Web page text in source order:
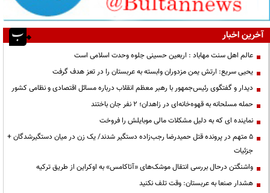
آخرین اخبار
عالم اهل سنت مهاباد : اربعین حسینی جلوه وحدت اسلامی است
یحیی سریع: ارتش یمن مزدوران وابسته به عربستان را در تعز هدف گرفت
دیدار و گفتگوی رئیس‌جمهور با رهبر معظم انقلاب درباره مسائل اقتصادی و نظامی کشور
حمله مسلحانه به قهوه‌خانه‌ای در زاهدان؛ ۲ نفر جان باختند
نماینده ای که به دلیل مشکلات مالی موبایلش را فروخت
۵ متهم در پرونده قتل حمیدرضا رجب‌زاده دستگیر شدند/ یک زن در میان دستگیرشدگان +
جزئیات
واشنگتن درحال بررسی انتقال موشک‌های «آتاکامس» به اوکراین از طریق ترکیه
هشدار صنعا به عربستان: وقت تلف نکنید